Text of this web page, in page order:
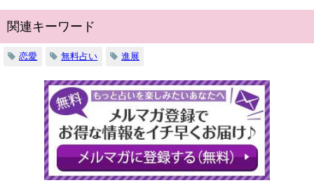
関連キーワード
恋愛 無料占い 進展